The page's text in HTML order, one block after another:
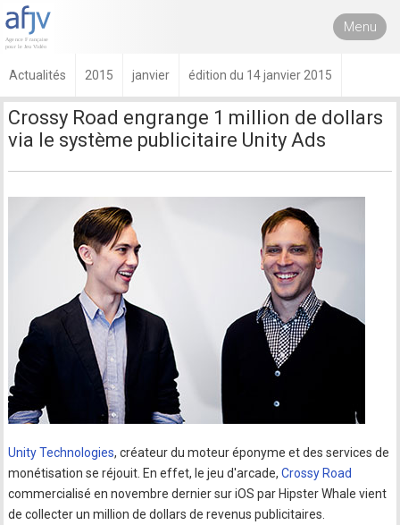
Menu
Actualités 2015 janvier édition du 14 janvier 2015
Crossy Road engrange 1 million de dollars
via le système publicitaire Unity Ads
Unity Technologies, créateur du moteur éponyme et des services de
monétisation se réjouit. En effet, le jeu d'arcade,Crossy Road
commercialisé en novembre dernier sur iOS par Hipster Whale vient
de collecter un million de dollars de revenus publicitaires.